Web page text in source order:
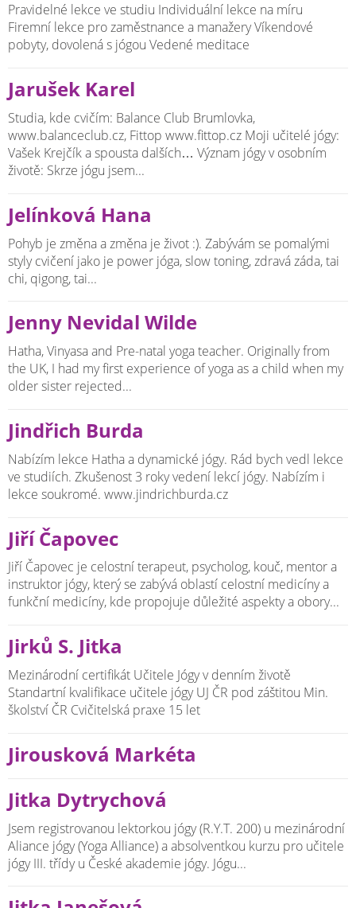
Pravidelné lekce ve studiu Individuální lekce na míru
Firemní lekce pro zaměstnance a manažery Víkendové
pobyty, dovolená s jógou Vedené meditace
Jarušek Karel
Studia, kde cvičím: Balance Club Brumlovka,
www.balanceclub.cz, Fittop www.fittop.cz Moji učitelé jógy:
Vašek Krejčík a spousta dalších… Význam jógy v osobním
životě: Skrze jógu jsem...
Jelínková Hana
Pohyb je změna a změna je život :). Zabývám se pomalými
styly cvičení jako je power jóga, slow toning, zdravá záda, tai
chi, qigong, tai...
Jenny Nevidal Wilde
Hatha, Vinyasa and Pre-natal yoga teacher. Originally from
the UK, I had my first experience of yoga as a child when my
older sister rejected...
Jindřich Burda
Nabízím lekce Hatha a dynamické jógy. Rád bych vedl lekce
ve studiích. Zkušenost 3 roky vedení lekcí jógy. Nabízím i
lekce soukromé. www.jindrichburda.cz
Jiří Čapovec
Jiří Čapovec je celostní terapeut, psycholog, kouč, mentor a
instruktor jógy, který se zabývá oblastí celostní medicíny a
funkční medicíny, kde propojuje důležité aspekty a obory...
Jirků S. Jitka
Mezinárodní certifikát Učitele Jógy v denním životě
Standartní kvalifikace učitele jógy UJ ČR pod záštitou Min.
školství ČR Cvičitelská praxe 15 let
Jirousková Markéta
Jitka Dytrychová
Jsem registrovanou lektorkou jógy (R.Y.T. 200) u mezinárodní
Aliance jógy (Yoga Alliance) a absolventkou kurzu pro učitele
jógy III. třídy u České akademie jógy. Jógu...